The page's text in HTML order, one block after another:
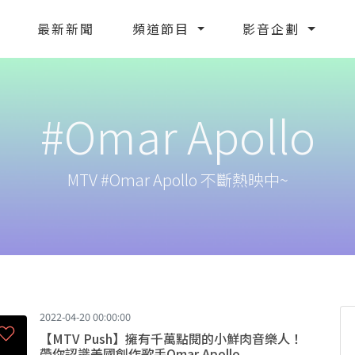
最新新聞 頻道節目 影音企劃
#Omar Apollo
MTV #Omar Apollo 不斷熱映中~
2022-04-20 00:00:00
【MTV Push】擁有千萬點閱的小鮮肉音樂人！